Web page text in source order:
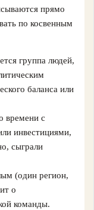
прямо
по косвенным
группа людей,
баланса или
времени с
инвестициями,
сыграли
(один регион,
о
команды.